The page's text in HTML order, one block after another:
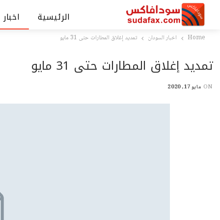
الرئيسية
Home اخبار السودان تمديد إغلاق المطارات حتى 31 مايو
تمديد إغلاق المطارات حتى 31 مايو
ON مايو 17, 2020